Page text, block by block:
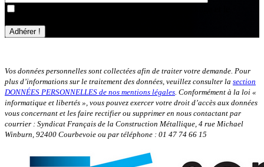
Vos données personnelles sont collectées afin de traiter votre demande. Pour
plus d’informations sur le traitement des données, veuillez consulter la section
DONNÉES PERSONNELLES de nos mentions légales. Conformément à la loi «
informatique et libertés », vous pouvez exercer votre droit d’accès aux données
vous concernant et les faire rectifier ou supprimer en nous contactant par
courrier : Syndicat Français de la Construction Métallique, 4 rue Michael
Winburn, 92400 Courbevoie ou par téléphone : 01 47 74 66 15